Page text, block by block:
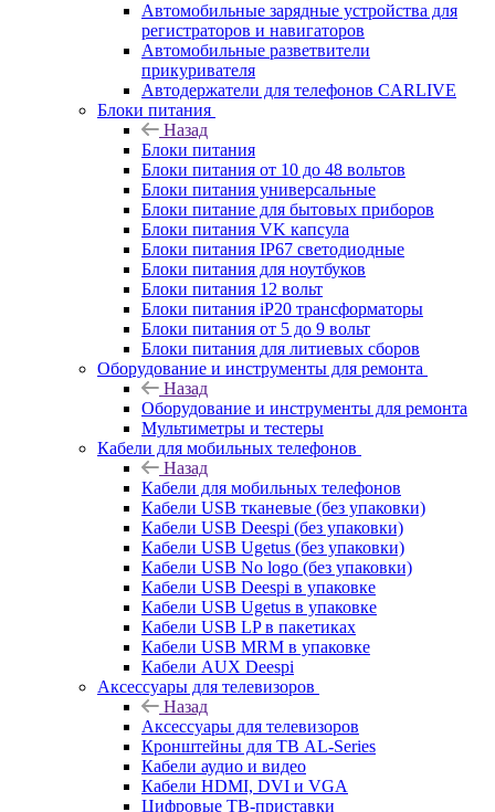
Автомобильные зарядные устройства для
регистраторов и навигаторов
Автомобильные разветвители
прикуривателя
Автодержатели для телефонов CARLIVE
Блоки питания
Назад
Блоки питания
Блоки питания от 10 до 48 вольтов
Блоки питания универсальные
Блоки питание для бытовых приборов
Блоки питания VK капсула
Блоки питания IP67 светодиодные
Блоки питания для ноутбуков
Блоки питания 12 вольт
Блоки питания iP20 трансформаторы
Блоки питания от 5 до 9 вольт
Блоки питания для литиевых сборов
Оборудование и инструменты для ремонта
Назад
Оборудование и инструменты для ремонта
Мультиметры и тестеры
Кабели для мобильных телефонов
Назад
Кабели для мобильных телефонов
Кабели USB тканевые (без упаковки)
Кабели USB Deespi (без упаковки)
Кабели USB Ugetus (без упаковки)
Кабели USB No logo (без упаковки)
Кабели USB Deespi в упаковке
Кабели USB Ugetus в упаковке
Кабели USB LP в пакетиках
Кабели USB MRM в упаковке
Кабели AUX Deespi
Аксессуары для телевизоров
Назад
Аксессуары для телевизоров
Кронштейны для ТВ AL-Series
Кабели аудио и видео
Кабели HDMI, DVI и VGA
Цифровые ТВ-приставки